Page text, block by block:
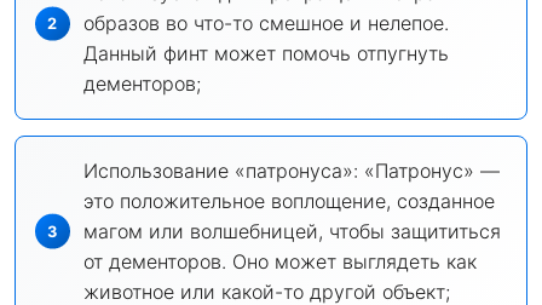
образов во что-то смешное и нелепое.
Данный финт может помочь отпугнуть
дементоров;
Использование «патронуса»: «Патронус» —
это положительное воплощение, созданное
магом или волшебницей, чтобы защититься
от дементоров. Оно может выглядеть как
животное или какой-то другой объект;